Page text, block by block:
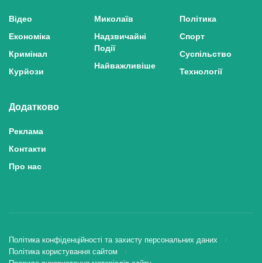
Відео
Економіка
Кримінал
Курйози
Миколаїв
Надзвичайні
Події
Найважливіше
Політика
Спорт
Суспільство
Технології
Додатково
Реклама
Контакти
Про нас
Політика конфіденційності та захисту персональних даних
Політика користування сайтом